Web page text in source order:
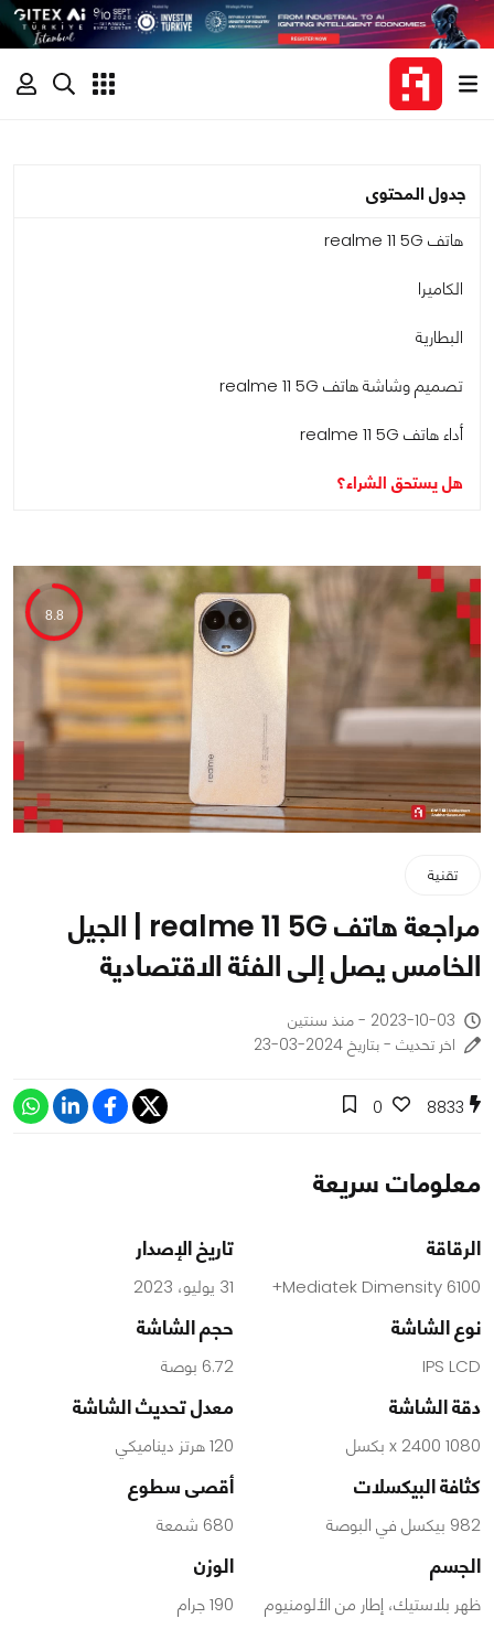
جدول المحتوى
هاتف realme 11 5G
الكاميرا
البطارية
تصميم وشاشة هاتف realme 11 5G
أداء هاتف realme 11 5G
هل يستحق الشراء؟
8.8
تقنية
مراجعة هاتف realme 11 5G | الجيل
الخامس يصل إلى الفئة الاقتصادية
2023-10-03 - منذ سنتين
اخر تحديث - بتاريخ 2024-03-23
8833
0
معلومات سريعة
الرقاقة
Mediatek Dimensity 6100+
تاريخ الإصدار
31 يوليو، 2023
نوع الشاشة
IPS LCD
حجم الشاشة
6.72 بوصة
دقة الشاشة
1080 x 2400 بكسل
معدل تحديث الشاشة
120 هرتز ديناميكي
كثافة البيكسلات
982 بيكسل في البوصة
أقصى سطوع
680 شمعة
الجسم
ظهر بلاستيك، إطار من الألومنيوم
الوزن
190 جرام